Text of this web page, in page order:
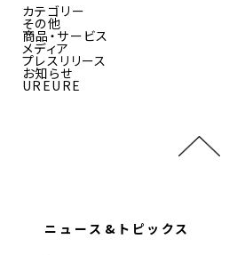
カテゴリー
その他
商品・サービス
メディア
プレスリリース
お知らせ
UREURE
ニュース&トピックス